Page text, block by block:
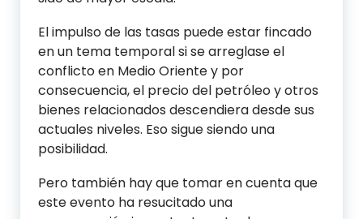
El impulso de las tasas puede estar fincado
en un tema temporal si se arreglase el
conflicto en Medio Oriente y por
consecuencia, el precio del petróleo y otros
bienes relacionados descendiera desde sus
actuales niveles. Eso sigue siendo una
posibilidad.
Pero también hay que tomar en cuenta que
este evento ha resucitado una